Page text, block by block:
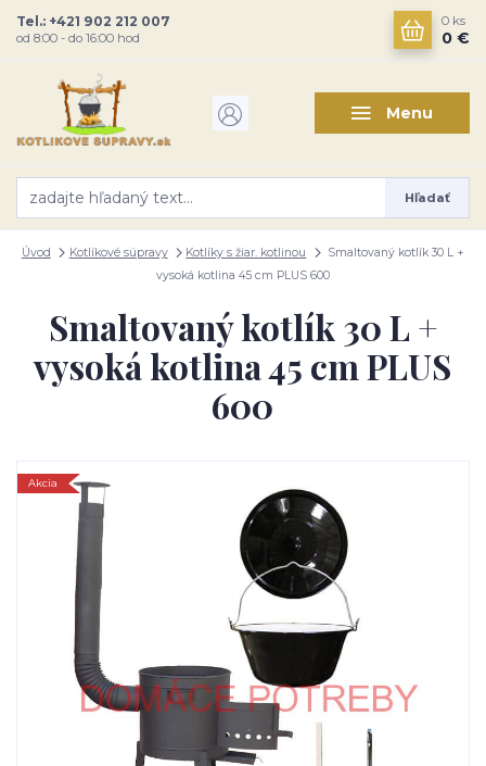
Menu
Hľadať
Tel.: +421 902 212 007
od 8:00 - do 16:00 hod
0 ks
0 €
Úvod Kotlíkové súpravy Kotlíky s žiar. kotlinou
Smaltovaný kotlík 30 L +
vysoká kotlina 45 cm PLUS 600
Smaltovaný kotlík 30 L +
vysoká kotlina 45 cm PLUS
600
Akcia